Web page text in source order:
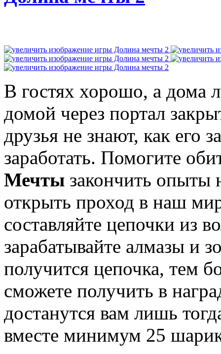
В гостях хорошо, а дома
домой через портал
друзья не знают, как его
заработать. Помогите
Мечты закончить опыты
открыть проход в наш
составляйте цепочки из
зарабатывайте алмазы и
получится цепочка, тем
сможете получить в
достанутся вам лишь
вместе минимум 25